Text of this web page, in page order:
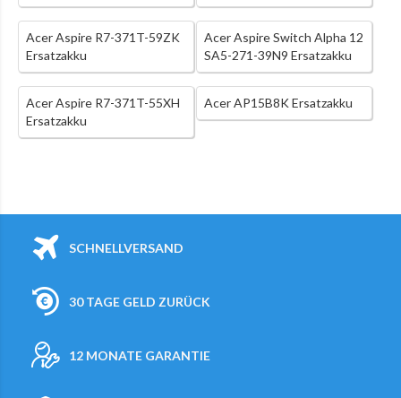
Acer Aspire R7-371T-59ZK
Ersatzakku
Acer Aspire Switch Alpha 12
SA5-271-39N9 Ersatzakku
Acer Aspire R7-371T-55XH
Ersatzakku
Acer AP15B8K Ersatzakku
SCHNELLVERSAND
30 TAGE GELD ZURÜCK
12 MONATE GARANTIE